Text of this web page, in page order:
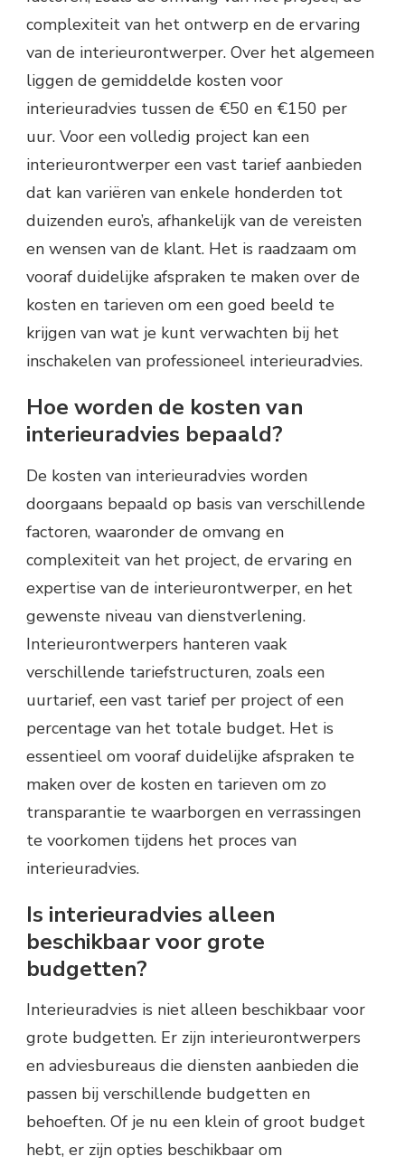
complexiteit van het ontwerp en de ervaring
van de interieurontwerper. Over het algemeen
liggen de gemiddelde kosten voor
interieuradvies tussen de €50 en €150 per
uur. Voor een volledig project kan een
interieurontwerper een vast tarief aanbieden
dat kan variëren van enkele honderden tot
duizenden euro’s, afhankelijk van de vereisten
en wensen van de klant. Het is raadzaam om
vooraf duidelijke afspraken te maken over de
kosten en tarieven om een goed beeld te
krijgen van wat je kunt verwachten bij het
inschakelen van professioneel interieuradvies.
Hoe worden de kosten van
interieuradvies bepaald?
De kosten van interieuradvies worden
doorgaans bepaald op basis van verschillende
factoren, waaronder de omvang en
complexiteit van het project, de ervaring en
expertise van de interieurontwerper, en het
gewenste niveau van dienstverlening.
Interieurontwerpers hanteren vaak
verschillende tariefstructuren, zoals een
uurtarief, een vast tarief per project of een
percentage van het totale budget. Het is
essentieel om vooraf duidelijke afspraken te
maken over de kosten en tarieven om zo
transparantie te waarborgen en verrassingen
te voorkomen tijdens het proces van
interieuradvies.
Is interieuradvies alleen
beschikbaar voor grote
budgetten?
Interieuradvies is niet alleen beschikbaar voor
grote budgetten. Er zijn interieurontwerpers
en adviesbureaus die diensten aanbieden die
passen bij verschillende budgetten en
behoeften. Of je nu een klein of groot budget
hebt, er zijn opties beschikbaar om